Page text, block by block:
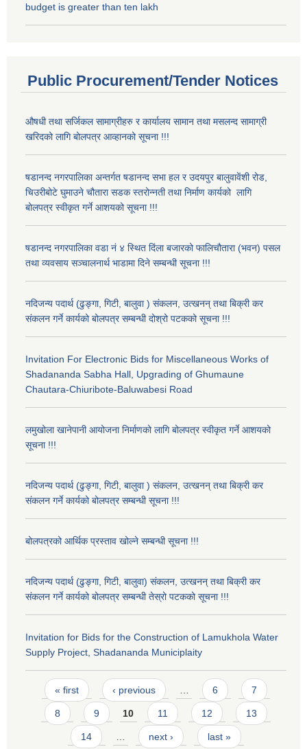
budget is greater than ten lakh
Public Procurement/Tender Notices
औषधी तथा सर्जिकल सामाग्रीहरु र कार्यालय सामान तथा मसलन्द सामाग्री
खरिदको लागि बोलपत्र आव्हानको सूचना !!!
षडानन्द नगरपालिका अन्तर्गत षडानन्द सभा हल र उदयपुर बालुवावेंशी रोड,
चिउरीबोटे घुमाउने चौतारा सडक स्तरोन्नती तथा निर्माण कार्यको लागि
बोलपत्र स्वीकृत गर्ने आशयको सूचना !!!
षडानन्द नगरपालिका वडा नं ४ स्थित दिंला बजारको फालिचौतारा (भवन) पसल
तथा व्यवसाय सञ्चालनार्थ भाडामा दिने सम्बन्धी सूचना !!!
नदिजन्य पदार्थ (ढुङ्गा, गिटी, बालुवा ) संकलन, उत्खनन् तथा बिक्री कर
संकलन गर्ने कार्यको बोलपत्र सम्बन्धी दोश्रो पटकको सूचना !!!
Invitation For Electronic Bids for Miscellaneous Works of
Shadananda Sabha Hall, Upgrading of Ghumaune
Chautara-Chiuribote-Baluwabesi Road
लमुखोला खानेपानी आयोजना निर्माणको लागि बोलपत्र स्वीकृत गर्ने आशयको
सूचना !!!
नदिजन्य पदार्थ (ढुङ्गा, गिटी, बालुवा ) संकलन, उत्खनन् तथा बिक्री कर
संकलन गर्ने कार्यको बोलपत्र सम्बन्धी सूचना !!!
बोलपत्रको आर्थिक प्रस्ताव खोल्ने सम्बन्धी सूचना !!!
नदिजन्य पदार्थ (ढुङ्गा, गिटी, बालुवा) संकलन, उत्खनन् तथा बिक्री कर
संकलन गर्ने कार्यको बोलपत्र सम्बन्धी तेस्रो पटकको सूचना !!!
Invitation for Bids for the Construction of Lamukhola Water
Supply Project, Shadananda Municiplaity
Pages
« first ‹ previous 6 7
8 9 10 11 12 13
14 next › last »